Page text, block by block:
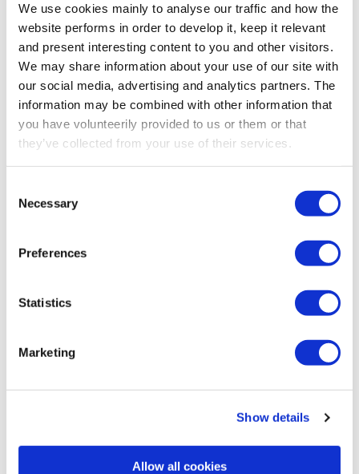
We use cookies mainly to analyse our traffic and how the
website performs in order to develop it, keep it relevant
and present interesting content to you and other visitors.
We may share information about your use of our site with
our social media, advertising and analytics partners. The
information may be combined with other information that
you have volunteerily provided to us or them or that
they’ve collected from your use of their services.
Selection
Necessary
Preferences
Statistics
Marketing
Show details
Allow all cookies
Zrozumienie Twoich unikalnych
wymagań
szczegółowej konsultacji. Omówimy Twoje
oczekiwane funkcje, aby skonfigurować idealne
rozwiązanie zdalnego sterowania dla Twojej